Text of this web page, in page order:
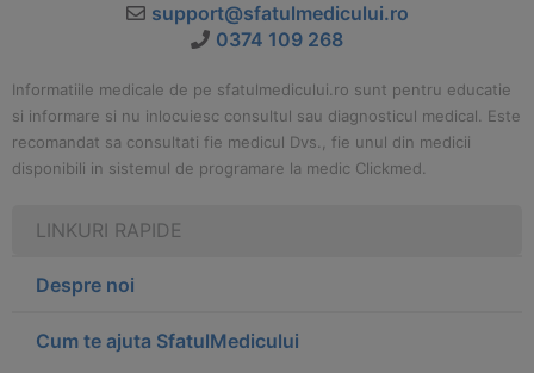
support@sfatulmedicului.ro
0374 109 268
Informatiile medicale de pe sfatulmedicului.ro sunt pentru educatie
si informare si nu inlocuiesc consultul sau diagnosticul medical. Este
recomandat sa consultati fie medicul Dvs., fie unul din medicii
disponibili in sistemul de programare la medic Clickmed.
LINKURI RAPIDE
Despre noi
Cum te ajuta SfatulMedicului